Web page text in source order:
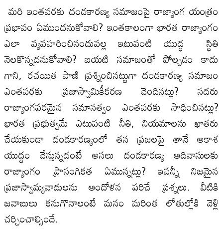
మరి ఇంతవరకు దండకారణ్య సమాజంపై రాజ్యాంగ యంత్రం
ప్రభావం ఏముందనుకోవాలి? ఇంతకాలంగా భారత రాజ్యాంగం
ఎలా వ్యవహరించినందువల్ల ఇటువంటి యుద్ధ స్థితి
నెలకొన్నదనుకోవాలి? బయటి సమాజంతో పోల్చడం కాదు
గాని, రచయిత పాణి ప్రశ్నించినట్టుగా దండకారణ్య సమాజం
ఎంతవరకు ప్రజాస్వామికీకరణ చెందినట్లు? సదరు
రాజ్యాంగపరమైన సమానత్వం ఎంతవరకు సాధించినట్లు?
భారత ప్రభుత్వమే ఎటువంటి నీతి, నియమాలను ఖాతరు
చేయకుండా దండకారణ్యంలో తన ప్రజలపై తానే ఆకాశ
యుద్ధం చేస్తున్నదంటే అసలు దండకారణ్య ఆదివాసులకు
రాజ్యాంగం ప్రాసంగికత ఏమున్నట్లు? ఇవన్నీ నిజమైన
ప్రజాస్వామ్యవాదులను ఆందోళన పరిచే ప్రశ్నలు. వీటికి
జవాబులు కనుగొనాలంటే మనం మరింత లోతుల్లోకి వెళ్లి
చర్చించాల్సిందే.